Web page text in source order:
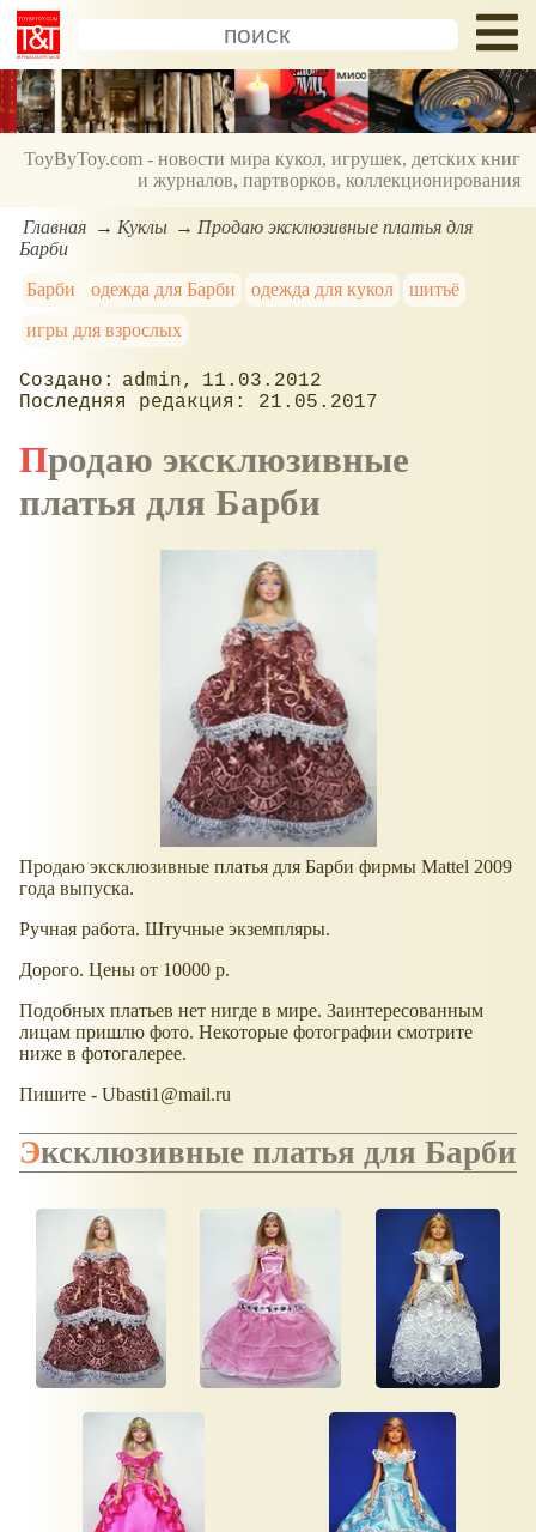
ToyByToy.com - новости мира кукол, игрушек, детских книг
и журналов, партворков, коллекционирования
Главная Куклы
Продаю эксклюзивные платья для
Барби
Барби
одежда для Барби одежда для кукол
шитьё
игры для взрослых
admin
11.03.2012
21.05.2017
Продаю эксклюзивные
платья для Барби
Продаю эксклюзивные платья для Барби фирмы Mattel 2009
года выпуска.
Ручная работа. Штучные экземпляры.
Дорого. Цены от 10000 р.
Подобных платьев нет нигде в мире. Заинтересованным
лицам пришлю фото. Некоторые фотографии смотрите
ниже в фотогалерее.
Пишите - Ubasti1@mail.ru
Эксклюзивные платья для Барби